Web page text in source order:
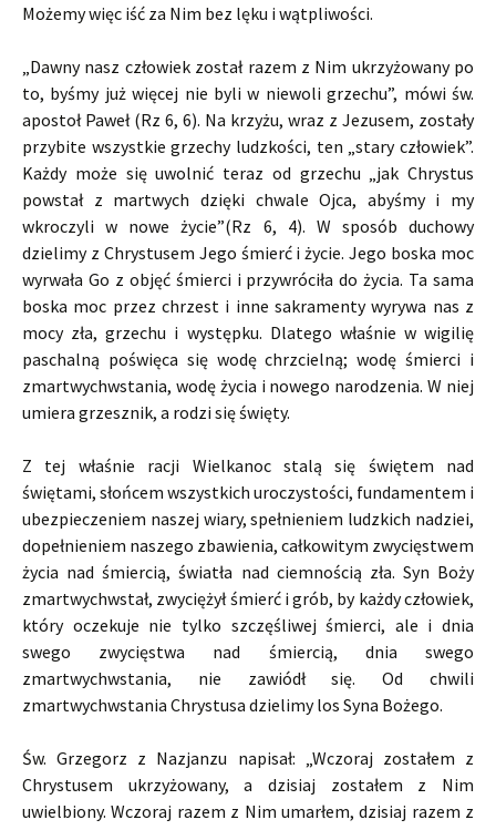
Możemy więc iść za Nim bez lęku i wątpliwości.
„Dawny nasz człowiek został razem z Nim ukrzyżowany po
to, byśmy już więcej nie byli w niewoli grzechu”, mówi św.
apostoł Paweł (Rz 6, 6). Na krzyżu, wraz z Jezusem, zostały
przybite wszystkie grzechy ludzkości, ten „stary człowiek”.
Każdy może się uwolnić teraz od grzechu „jak Chrystus
powstał z martwych dzięki chwale Ojca, abyśmy i my
wkroczyli w nowe życie”(Rz 6, 4). W sposób duchowy
dzielimy z Chrystusem Jego śmierć i życie. Jego boska moc
wyrwała Go z objęć śmierci i przywróciła do życia. Ta sama
boska moc przez chrzest i inne sakramenty wyrywa nas z
mocy zła, grzechu i występku. Dlatego właśnie w wigilię
paschalną poświęca się wodę chrzcielną; wodę śmierci i
zmartwychwstania, wodę życia i nowego narodzenia. W niej
umiera grzesznik, a rodzi się święty.
Z tej właśnie racji Wielkanoc stalą się świętem nad
świętami, słońcem wszystkich uroczystości, fundamentem i
ubezpieczeniem naszej wiary, spełnieniem ludzkich nadziei,
dopełnieniem naszego zbawienia, całkowitym zwycięstwem
życia nad śmiercią, światła nad ciemnością zła. Syn Boży
zmartwychwstał, zwyciężył śmierć i grób, by każdy człowiek,
który oczekuje nie tylko szczęśliwej śmierci, ale i dnia
swego zwycięstwa nad śmiercią, dnia swego
zmartwychwstania, nie zawiódł się. Od chwili
zmartwychwstania Chrystusa dzielimy los Syna Bożego.
Św. Grzegorz z Nazjanzu napisał: „Wczoraj zostałem z
Chrystusem ukrzyżowany, a dzisiaj zostałem z Nim
uwielbiony. Wczoraj razem z Nim umarłem, dzisiaj razem z